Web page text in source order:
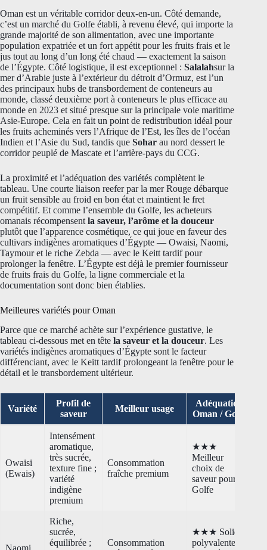
Oman est un véritable corridor deux-en-un. Côté demande,
c’est un marché du Golfe établi, à revenu élevé, qui importe la
grande majorité de son alimentation, avec une importante
population expatriée et un fort appétit pour les fruits frais et le
jus tout au long d’un long été chaud — exactement la saison
de l’Égypte. Côté logistique, il est exceptionnel : Salalahsur la
mer d’Arabie juste à l’extérieur du détroit d’Ormuz, est l’un
des principaux hubs de transbordement de conteneurs au
monde, classé deuxième port à conteneurs le plus efficace au
monde en 2023 et situé presque sur la principale voie maritime
Asie-Europe. Cela en fait un point de redistribution idéal pour
les fruits acheminés vers l’Afrique de l’Est, les îles de l’océan
Indien et l’Asie du Sud, tandis que Sohar au nord dessert le
corridor peuplé de Mascate et l’arrière-pays du CCG.
La proximité et l’adéquation des variétés complètent le
tableau. Une courte liaison reefer par la mer Rouge débarque
un fruit sensible au froid en bon état et maintient le fret
compétitif. Et comme l’ensemble du Golfe, les acheteurs
omanais récompensent la saveur, l’arôme et la douceur
plutôt que l’apparence cosmétique, ce qui joue en faveur des
cultivars indigènes aromatiques d’Égypte — Owaisi, Naomi,
Taymour et le riche Zebda — avec le Keitt tardif pour
prolonger la fenêtre. L’Égypte est déjà le premier fournisseur
de fruits frais du Golfe, la ligne commerciale et la
documentation sont donc bien établies.
Meilleures variétés pour Oman
Parce que ce marché achète sur l’expérience gustative, le
tableau ci-dessous met en tête la saveur et la douceur. Les
variétés indigènes aromatiques d’Égypte sont le facteur
différenciant, avec le Keitt tardif prolongeant la fenêtre pour le
détail et le transbordement ultérieur.
Variété
Profil de
saveur
Meilleur usage
Adéquation
Oman / Golfe
Owaisi
(Ewais)
Intensément
aromatique,
très sucrée,
texture fine ;
variété
indigène
premium
Consommation
fraîche premium
★★★
Meilleur
choix de
saveur pour le
Golfe
Naomi
Riche,
sucrée,
équilibrée ;
Consommation
★★★ Solide
polyvalente